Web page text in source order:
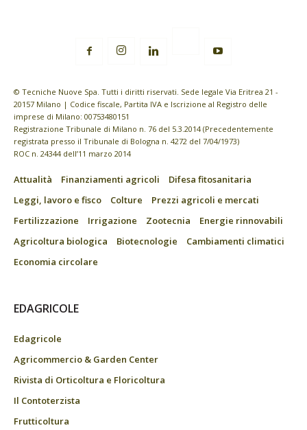
© Tecniche Nuove Spa. Tutti i diritti riservati. Sede legale Via Eritrea 21 -
20157 Milano | Codice fiscale, Partita IVA e Iscrizione al Registro delle
imprese di Milano: 00753480151
Registrazione Tribunale di Milano n. 76 del 5.3.2014 (Precedentemente
registrata presso il Tribunale di Bologna n. 4272 del 7/04/1973)
ROC n. 24344 dell’11 marzo 2014
Attualità Finanziamenti agricoli
Difesa fitosanitaria
Leggi, lavoro e fisco
Colture
Prezzi agricoli e mercati
Fertilizzazione
Irrigazione Zootecnia
Energie rinnovabili
Agricoltura biologica
Biotecnologie
Cambiamenti climatici
Economia circolare
EDAGRICOLE
Edagricole
Agricommercio & Garden Center
Rivista di Orticoltura e Floricoltura
Il Contoterzista
Frutticoltura